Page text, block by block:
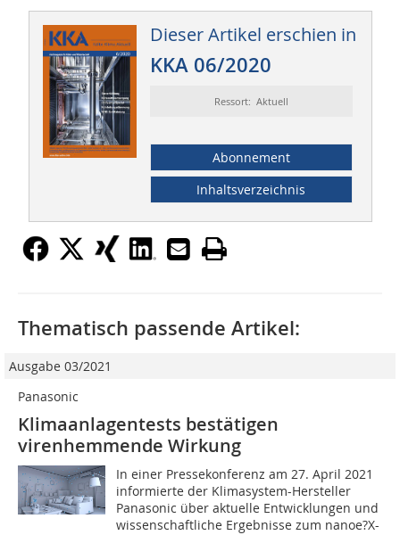
Dieser Artikel erschien in
KKA 06/2020
Ressort: Aktuell
Abonnement
Inhaltsverzeichnis
Thematisch passende Artikel:
Ausgabe 03/2021
Panasonic
Klimaanlagentests bestätigen
virenhemmende Wirkung
In einer Pressekonferenz am 27. April 2021
informierte der Klimasystem-Hersteller
Panasonic über aktuelle Entwicklungen und
wissenschaftliche Ergebnisse zum nanoe?X-